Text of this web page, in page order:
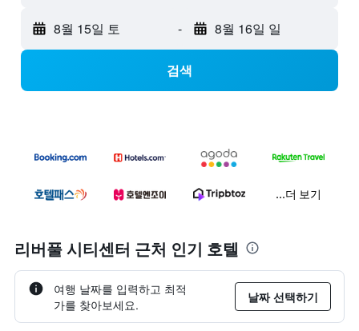
8월 15일 토 - 8월 16일 일
검색
...더 보기
리버풀 시티센터 근처 인기 호텔
여행 날짜를 입력하고 최적
가를 찾아보세요.
날짜 선택하기